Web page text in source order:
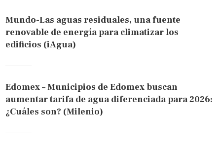
Mundo-Las aguas residuales, una fuente
renovable de energía para climatizar los
edificios (iAgua)
Edomex – Municipios de Edomex buscan
aumentar tarifa de agua diferenciada para 2026:
¿Cuáles son? (Milenio)